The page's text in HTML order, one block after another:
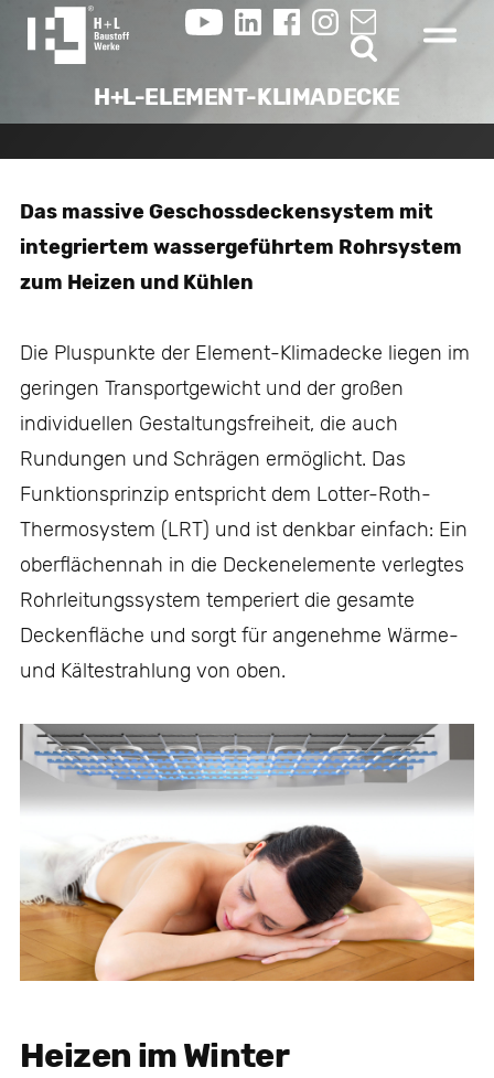
H+L-ELEMENT-KLIMADECKE
Das massive Geschossdeckensystem mit
integriertem wassergeführtem Rohrsystem
zum Heizen und Kühlen
Die Pluspunkte der Element-Klimadecke liegen im
geringen Transportgewicht und der großen
individuellen Gestaltungsfreiheit, die auch
Rundungen und Schrägen ermöglicht. Das
Funktionsprinzip entspricht dem Lotter-Roth-
Thermosystem (LRT) und ist denkbar einfach: Ein
oberflächennah in die Deckenelemente verlegtes
Rohrleitungssystem temperiert die gesamte
Deckenfläche und sorgt für angenehme Wärme-
und Kältestrahlung von oben.
Heizen im Winter